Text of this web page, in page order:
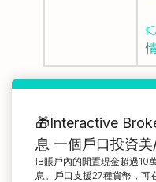
🎁Interactive
息 一個戶口投資
IB賬戶內的閒置現金超過10
息。戶口支援27種貨幣，可